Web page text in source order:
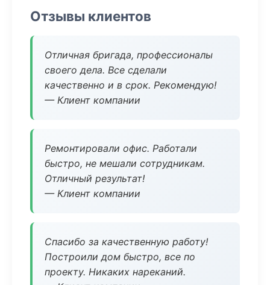
Отзывы клиентов
Отличная бригада, профессионалы
своего дела. Все сделали
качественно и в срок. Рекомендую!
— Клиент компании
Ремонтировали офис. Работали
быстро, не мешали сотрудникам.
Отличный результат!
— Клиент компании
Спасибо за качественную работу!
Построили дом быстро, все по
проекту. Никаких нареканий.